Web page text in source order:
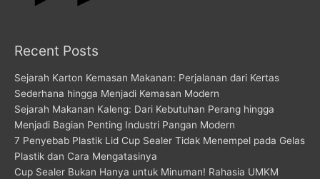
Recent Posts
Sejarah Karton Kemasan Makanan: Perjalanan dari Kertas
Sederhana hingga Menjadi Kemasan Modern
Sejarah Makanan Kaleng: Dari Kebutuhan Perang hingga
Menjadi Bagian Penting Industri Pangan Modern
7 Penyebab Plastik Lid Cup Sealer Tidak Menempel pada Gelas
Plastik dan Cara Mengatasinya
Cup Sealer Bukan Hanya untuk Minuman! Rahasia UMKM